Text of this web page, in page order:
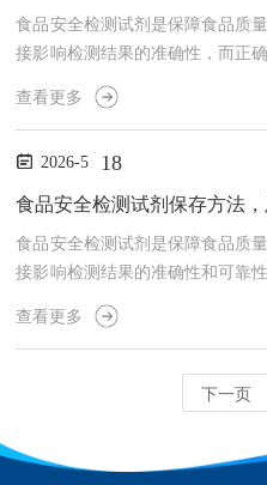
食品安全检测试剂是保障食品质
接影响检测结果的准确性，而正
使用寿命的核心关键。不合理的
仅影响检测工作的正常开展，还
同类型的检测试剂对温度有着明
安全检测试剂属于生物活性试剂
查看更多
2026-5 18
食品安全检测试剂保存方法
食品安全检测试剂是保障食品质
接影响检测结果的准确性和可靠
期管理，是维持试剂性能的核心
差，结合实际使用场景，现将食
剂种类多样，不同试剂的成分、
类存放、精准控温、防潮防污染
试剂失效、变质。首先，温度
查看更多
下一页